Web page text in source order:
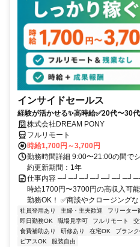
インサイドセールス
経験が活かせる✨高時給✅20代〜30
株式会社DREAM PONY
フルリモート
時給1,700円～3,700円
勤務時間詳細 9:00〜21:00の間で
約更新期間：1年
仕事内容
時給1700円〜3700円の高収入可
勤務OK！ ✅商談やクロージング
社員登用あり 主婦・主夫歓迎 フリーター
即日勤務OK
職場見学可 フルリモート
食費補助あり
研修あり 在宅OK ブラン
ピアスOK
服装自由